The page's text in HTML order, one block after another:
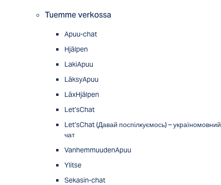
Tuemme verkossa
Apuu-chat
Hjälpen
LakiApuu
LäksyApuu
LäxHjälpen
Let’sChat
Let’sChat (Давай поспілкуємось) – україномовний
чат
VanhemmuudenApuu
Ylitse
Sekasin-chat